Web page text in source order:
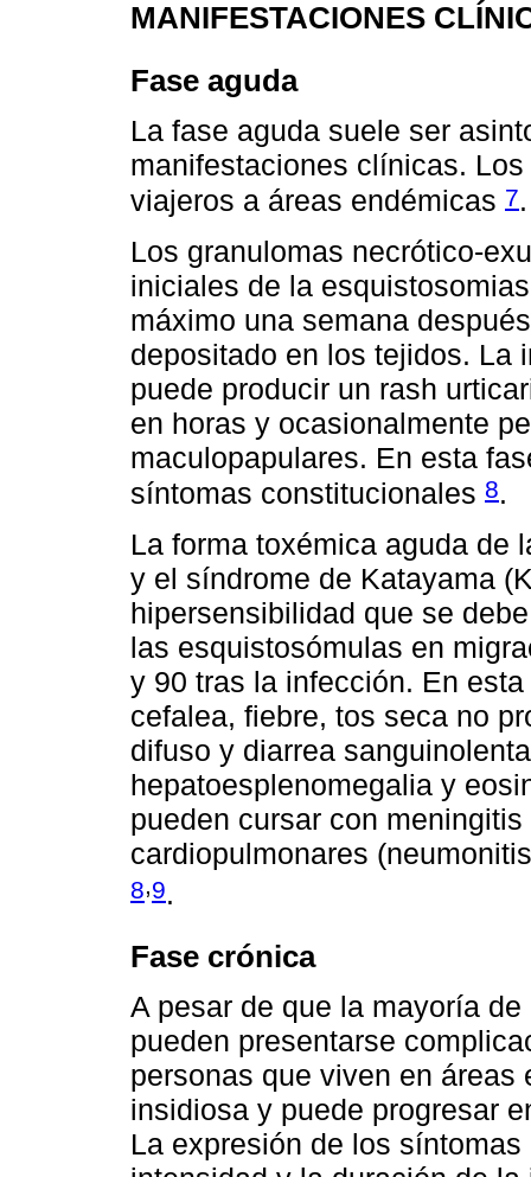
MANIFESTACIONES
Fase aguda
La fase aguda suele ser
manifestaciones clínicas.
viajeros a áreas endémicas 7.
Los granulomas necrótico-
iniciales de la
máximo una semana
depositado en los tejidos. La
puede producir un rash
en horas y ocasionalmente
maculopapulares. En esta
síntomas constitucionales 8.
La forma toxémica aguda de
y el síndrome de Katayama
hipersensibilidad que se
las esquistosómulas en
y 90 tras la infección. En
cefalea, fiebre, tos seca no
difuso y diarrea
hepatoesplenomegalia y
pueden cursar con
cardiopulmonares
8,9.
Fase crónica
A pesar de que la mayoría
pueden presentarse
personas que viven en
insidiosa y puede progresar
La expresión de los